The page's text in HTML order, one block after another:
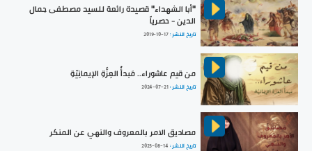
"أبا الشهداء" قصيدة رائعة للسيد مصطفى جمال
الدين - حصرياً
تاريخ النشر :2019-10-17
من قيم عاشوراء.. مَبدأُ العِزَّةِ الإيمانِيّةِ
تاريخ النشر :2024-07-21
مصاديق الامر بالمعروف والنهي عن المنكر
تاريخ النشر : 2023-08-14